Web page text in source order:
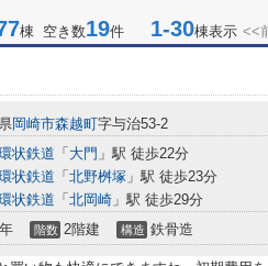
棟 空き数19件 1-30棟表示 <<
岡崎市森越町字与治53-2
状鉄道 「 大門 」駅 徒歩22分
状鉄道 「 北野桝塚 」駅 徒歩23分
状鉄道 「 北岡崎 」駅 徒歩29分
階数 2階建 構造 鉄骨造